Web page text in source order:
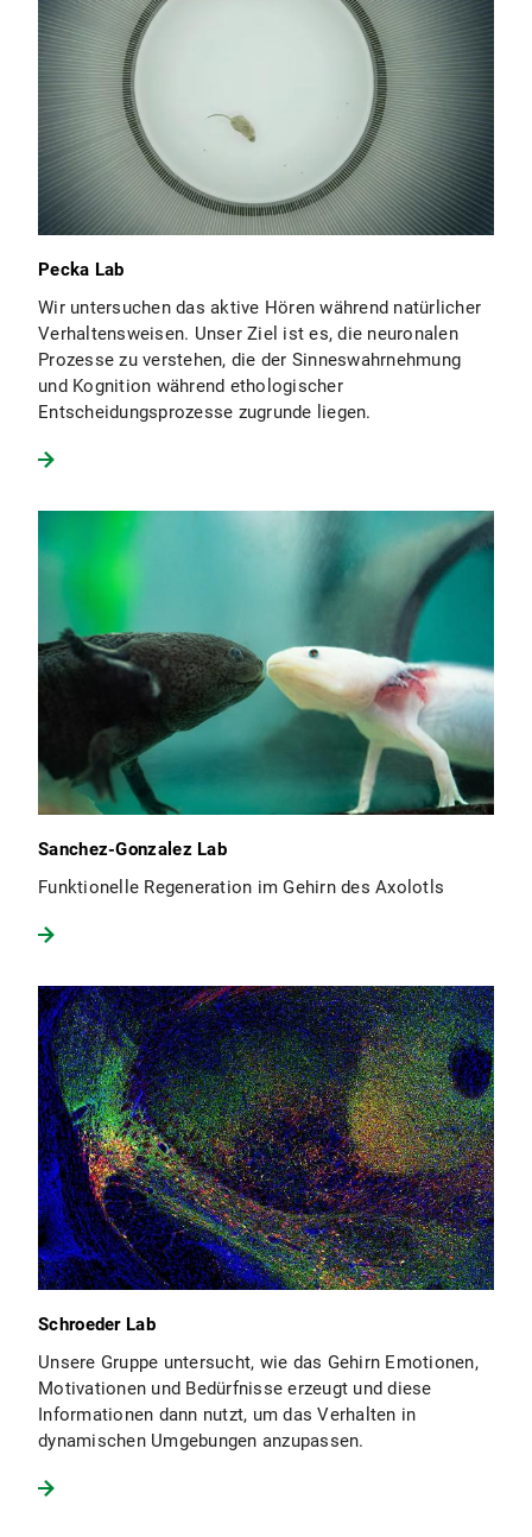
Pecka Lab
Wir untersuchen das aktive Hören während natürlicher
Verhaltensweisen. Unser Ziel ist es, die neuronalen
Prozesse zu verstehen, die der Sinneswahrnehmung
und Kognition während ethologischer
Entscheidungsprozesse zugrunde liegen.
Sanchez-Gonzalez Lab
Funktionelle Regeneration im Gehirn des Axolotls
Schroeder Lab
Unsere Gruppe untersucht, wie das Gehirn Emotionen,
Motivationen und Bedürfnisse erzeugt und diese
Informationen dann nutzt, um das Verhalten in
dynamischen Umgebungen anzupassen.